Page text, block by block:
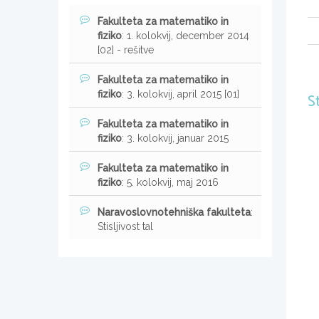
Fakulteta za matematiko in
fiziko: 1. kolokvij, december 2014
[02] - rešitve
Fakulteta za matematiko in
fiziko: 3. kolokvij, april 2015 [01]
Fakulteta za matematiko in
fiziko: 3. kolokvij, januar 2015
Fakulteta za matematiko in
fiziko: 5. kolokvij, maj 2016
Naravoslovnotehniška fakulteta:
Stisljivost tal